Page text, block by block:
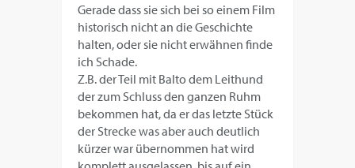
Gerade dass sie sich bei so einem Film
historisch nicht an die Geschichte
halten, oder sie nicht erwähnen finde
ich Schade.
Z.B. der Teil mit Balto dem Leithund
der zum Schluss den ganzen Ruhm
bekommen hat, da er das letzte Stück
der Strecke was aber auch deutlich
kürzer war übernommen hat wird